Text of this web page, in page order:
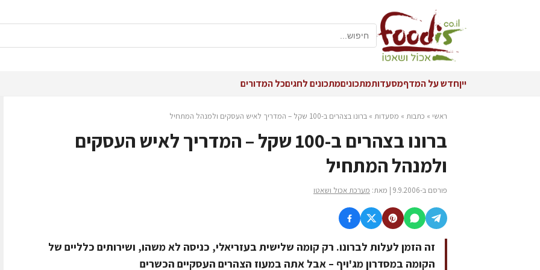
ייןחדש על המדףמסעדותמתכוניםמתכונים לחגיםכל המדורים
ראשי » כתבות » מסעדות » ברונו בצהרים ב-100 שקל – המדריך לאיש העסקים ולמנהל המתחיל
ברונו בצהרים ב-100 שקל – המדריך לאיש העסקים
ולמנהל המתחיל
פורסם ב-9.9.2006 | מאת: מערכת אכול ושאטו
זה הזמן לעלות לברונו. רק קומה שלישית בעזריאלי, כניסה לא משהו, ושירותים כלליים של
הקומה במסדרון מג'ויף – אבל אתה במעוז הצהרים העסקיים הכשרים